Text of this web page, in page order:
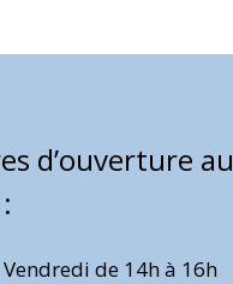
d’ouverture au
de 14h à 16h